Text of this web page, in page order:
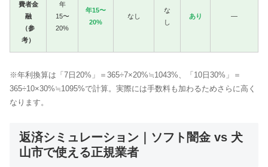
費者金
融
（参
考）
年
15〜
20%
年15〜
20%
なし
な
し
あり —
※年利換算は「7日20%」＝365÷7×20%≒1043%、「10日30%」＝
365÷10×30%≒1095%で計算。実際には手数料も加わるためさらに高く
なります。
返済シミュレーション｜ソフト闇金 vs 犬
山市で使える正規業者